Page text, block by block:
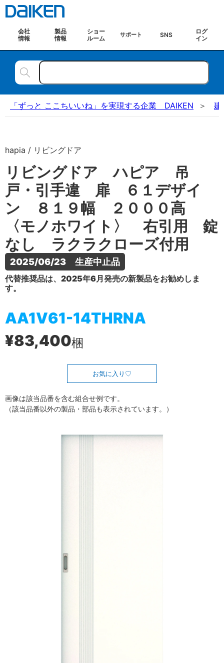
会社
情報
製品
情報
ショー
ルーム
サポート SNS
ログ
イン
「ずっと ここちいいね」を実現する企業 DAIKEN 建
hapia / リビングドア
リビングドア ハピア 吊
戸・引手違 扉 ６１デザイ
ン ８１９幅 ２０００高
〈モノホワイト〉 右引用 錠
なし ラクラクローズ付用
2025/06/23　生産中止品
代替推奨品は、2025年6月発売の新製品をお勧めしま
す。
AA1V61-14THRNA
¥83,400梱
お気に入り
画像は該当品番を含む組合せ例です。
（該当品番以外の製品・部品も表示されています。）